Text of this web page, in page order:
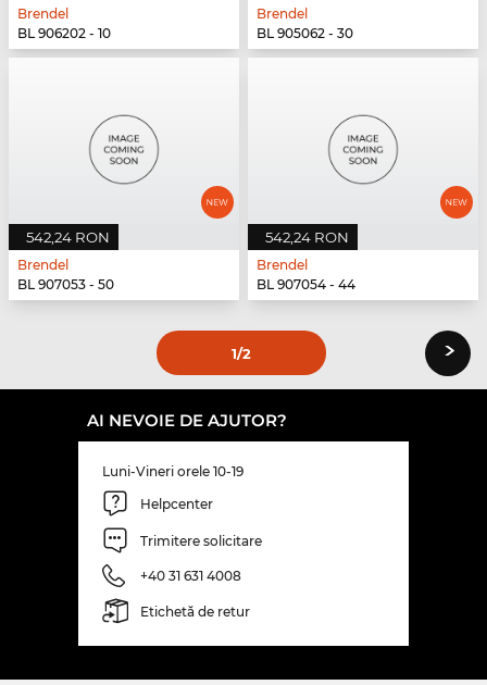
Brendel
BL 906202 - 10
Brendel
BL 905062 - 30
542,24 RON
Brendel
BL 907053 - 50
542,24 RON
Brendel
BL 907054 - 44
1/2 ›
AI NEVOIE DE AJUTOR?
Luni-Vineri orele 10-19
Helpcenter
Trimitere solicitare
+40 31 631 4008
Etichetă de retur